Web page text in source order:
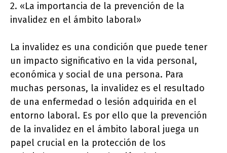
2. «La importancia de la prevención de la
invalidez en el ámbito laboral»
La invalidez es una condición que puede tener
un impacto significativo en la vida personal,
económica y social de una persona. Para
muchas personas, la invalidez es el resultado
de una enfermedad o lesión adquirida en el
entorno laboral. Es por ello que la prevención
de la invalidez en el ámbito laboral juega un
papel crucial en la protección de los